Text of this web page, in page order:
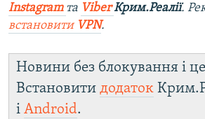
Instagram та Viber Крим.Реалії.
встановити VPN.
Новини без блокування і
Встановити додаток
і Android.